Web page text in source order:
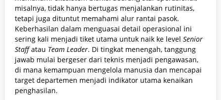
misalnya, tidak hanya bertugas menjalankan rutinitas,
tetapi juga dituntut memahami alur rantai pasok.
Keberhasilan dalam menguasai detail operasional ini
sering kali menjadi tiket utama untuk naik ke level Senior
Staffatau Team Leader. Di tingkat menengah, tanggung
jawab mulai bergeser dari teknis menjadi pengawasan,
di mana kemampuan mengelola manusia dan mencapai
target departemen menjadi indikator utama kenaikan
penghasilan.